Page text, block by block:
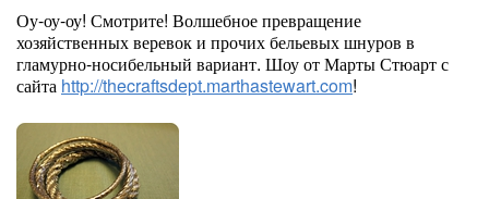
Оу-оу-оу! Смотрите! Волшебное превращение
хозяйственных веревок и прочих бельевых шнуров в
гламурно-носибельный вариант. Шоу от Марты Стюарт с
сайта http://thecraftsdept.marthastewart.com!